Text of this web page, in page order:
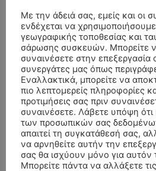
ΣΥΛΛΥΠΗΤΗΡΙΑ ΜΗΝΥΜΑΤΑ
Αλέξανδρος ΣέρβοςεπίΚΗΔΕΙΑ –
ΧΑΡΑΛΑΜΠΟΣ ΚΑΥΚΙΑΣ ΕΤΩΝ 57
ΧΡΙΣΤΙΝΑεπίΚΗΔΕΙΑ – ΤΡΙΤΗ 4/8/2026
ΕΤΩΝ 58
Με την άδειά σας, εμείς και οι
ενδέχεται να
γεωγραφικής τοποθεσίας και
σάρωσης συσκευών. Μπορείτε
συναινέσετε στην επεξεργασία
συνεργάτες μας όπως
Εναλλακτικά, μπορείτε να
πιο λεπτομερείς πληροφορίες
προτιμήσεις σας πριν
συναινέσετε. Λάβετε υπόψη ότι
των προσωπικών σας
απαιτεί τη συγκατάθεσή σας,
να αρνηθείτε αυτήν την
σας θα ισχύουν μόνο για αυτόν
Μπορείτε πάντα να αλλάξετε